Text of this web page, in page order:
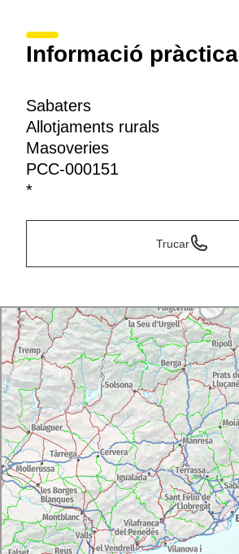
Informació pràctica
Sabaters
Allotjaments rurals
Masoveries
PCC-000151
*
Trucar